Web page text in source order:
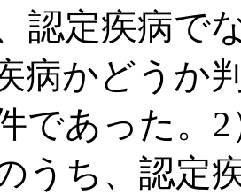
認定疾病で
病かどうか
であった。
うち、認定